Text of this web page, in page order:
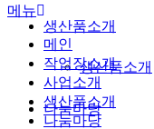
생산품소개
생산품소개
나눔마당
메뉴
메인
작업장소개
사업소개
생산품소개
나눔마당